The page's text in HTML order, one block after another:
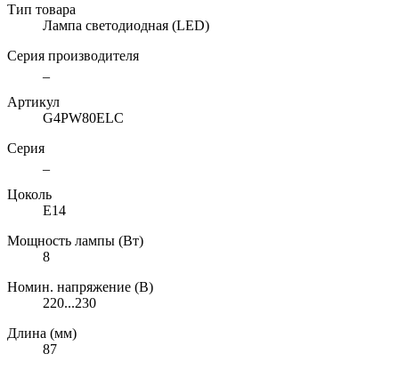
Тип товара
Лампа светодиодная (LED)
Серия производителя
Артикул
G4PW80ELC
Серия
Цоколь
E14
Мощность лампы (Вт)
8
Номин. напряжение (В)
220...230
Длина (мм)
87